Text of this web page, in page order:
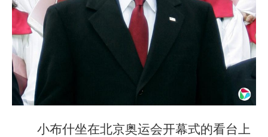
小布什坐在北京奥运会开幕式的看台上